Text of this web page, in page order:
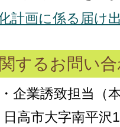
計画に係る届け
するお問い
企業誘致担当（
高市大字南平沢